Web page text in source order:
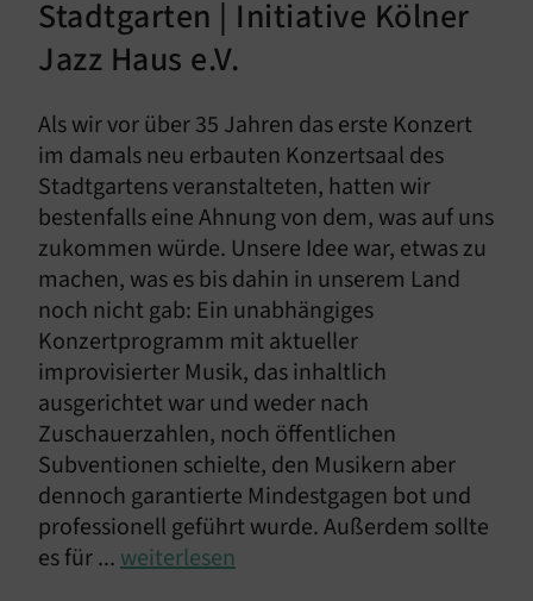
Stadtgarten | Initiative Kölner
Jazz Haus e.V.
Als wir vor über 35 Jahren das erste Konzert
im damals neu erbauten Konzertsaal des
Stadtgartens veranstalteten, hatten wir
bestenfalls eine Ahnung von dem, was auf uns
zukommen würde. Unsere Idee war, etwas zu
machen, was es bis dahin in unserem Land
noch nicht gab: Ein unabhängiges
Konzertprogramm mit aktueller
improvisierter Musik, das inhaltlich
ausgerichtet war und weder nach
Zuschauerzahlen, noch öffentlichen
Subventionen schielte, den Musikern aber
dennoch garantierte Mindestgagen bot und
professionell geführt wurde. Außerdem sollte
es für ...weiterlesen